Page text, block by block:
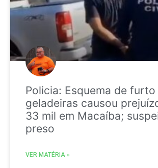
Policia: Esquema de furto
geladeiras causou
33 mil em Macaíba;
preso
VER MATÉRIA »